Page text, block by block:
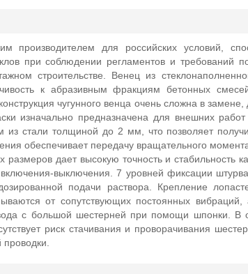
производителем для российских условий,
при соблюдении регламентов и требований
строительстве. Венец из
к абразивным фракциям бетонных
чугунного венца очень сложна в
изначально предназначена для внешних
из стали толщиной до 2 мм, что позволяет
обеспечивает передачу вращательного
дает высокую точность и стабильность
выключения. 7 уровней фиксации
подачи раствора. Крепление
от сопутствующих постоянных
с большой шестерней при помощи шпонки. В
риск стачивания и проворачивания
проводки.